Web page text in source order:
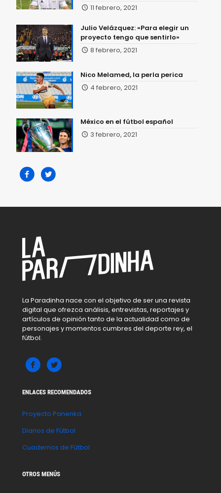
11 febrero, 2021
Julio Velázquez: «Para elegir un
proyecto tengo que sentirlo»
8 febrero, 2021
Nico Melamed, la perla perica
4 febrero, 2021
México en el fútbol español
3 febrero, 2021
La Paradinha nace con el objetivo de ser una revista
digital que ofrezca análisis, entrevistas, reportajes y
artículos de opinión tanto de la actualidad como de
personajes y momentos cumbres del deporte rey, el
fútbol.
ENLACES RECOMENDADOS
Proyecto Panenka
Diarios de Fútbol
Cuadernos de Fútbol
OTROS MENÚS